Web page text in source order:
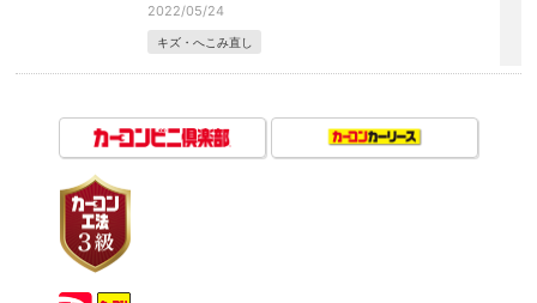
2022/05/24
キズ・へこみ直し